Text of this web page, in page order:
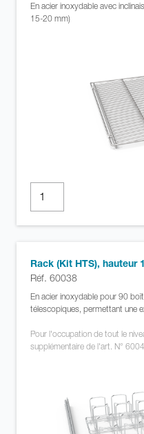
En acier inoxydable avec
15-20 mm)
Rack (Kit HTS), hauteur
Réf. 60038
En acier inoxydable pour 90
télescopiques, permettant une
Pour l'occupation de tout le
supplémentaire de l'art. N°